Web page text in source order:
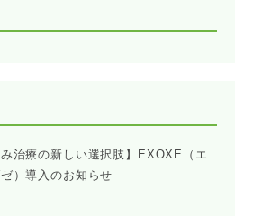
み治療の新しい選択肢】EXOXE（エ
）導入のお知らせ